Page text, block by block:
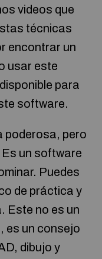
videos que
técnicas
encontrar un
usar este
para
software.
poderosa, pero
Es un software
Puedes
de práctica y
Este no es un
es un consejo
dibujo y